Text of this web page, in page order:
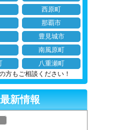
西原町
那覇市
豊見城市
南風原町
八重瀬町
方もご相談ください！
最新情報